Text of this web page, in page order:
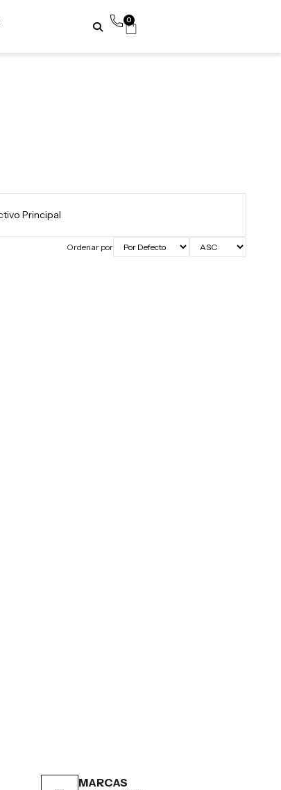
0
Ordenar por
MARCAS